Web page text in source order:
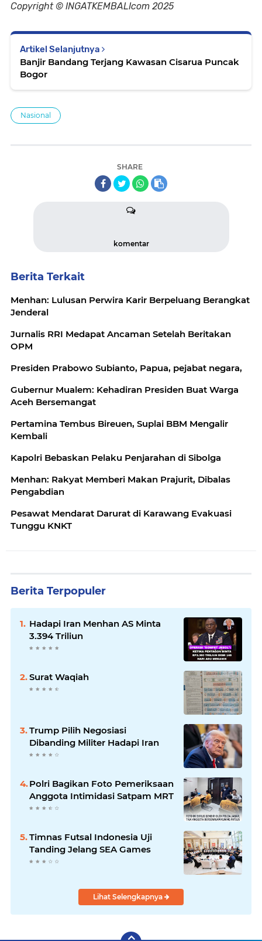
Copyright © INGATKEMBALIcom 2025
Artikel Selanjutnya
Banjir Bandang Terjang Kawasan Cisarua Puncak
Bogor
Nasional
SHARE
komentar
Berita Terkait
Menhan: Lulusan Perwira Karir Berpeluang Berangkat
Jenderal
Jurnalis RRI Medapat Ancaman Setelah Beritakan
OPM
Presiden Prabowo Subianto, Papua, pejabat negara,
Gubernur Mualem: Kehadiran Presiden Buat Warga
Aceh Bersemangat
Pertamina Tembus Bireuen, Suplai BBM Mengalir
Kembali
Kapolri Bebaskan Pelaku Penjarahan di Sibolga
Menhan: Rakyat Memberi Makan Prajurit, Dibalas
Pengabdian
Pesawat Mendarat Darurat di Karawang Evakuasi
Tunggu KNKT
Berita Terpopuler
Hadapi Iran Menhan AS Minta
3.394 Triliun
Surat Waqiah
Trump Pilih Negosiasi
Dibanding Militer Hadapi Iran
Polri Bagikan Foto Pemeriksaan
Anggota Intimidasi Satpam MRT
Timnas Futsal Indonesia Uji
Tanding Jelang SEA Games
Lihat Selengkapnya